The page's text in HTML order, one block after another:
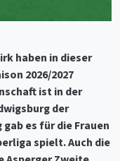
haben in dieser
2026/2027
ist in der
der
es für die Frauen
spielt. Auch die